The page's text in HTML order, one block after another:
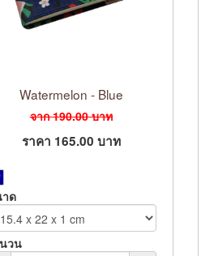
Watermelon - Blue
จาก190.00บาท
ราคา 165.00 บาท
ด
วน